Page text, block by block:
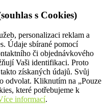
s Cookies)
personalizaci reklam a
Údaje sbírané pomocí
či objednávkového
Vaši identifikaci. Proto
získaných údajů. Svůj
odvolat. Kliknutím na „Pouze
které potřebujeme k
informací.